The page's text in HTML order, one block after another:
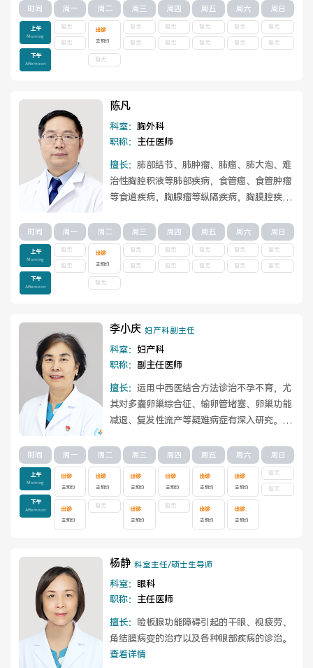
查看详情
时间
上午
Morning
下午
Afternoon
周一
暂无
暂无
周二
出诊
去预约
暂无
周三
暂无
暂无
周四
暂无
暂无
周五
暂无
暂无
周六
暂无
暂无
周日
暂无
暂无
陈凡
科室： 胸外科
职称： 主任医师
擅长： 肺部结节、肺肿瘤、肺癌、肺大泡、难
治性胸腔积液等肺部疾病，食管癌、食管肿瘤
等食道疾病，胸腺瘤等纵隔疾病，胸膜腔疾
包...
查看详情
时间
上午
Morning
下午
Afternoon
周一
暂无
暂无
周二
出诊
去预约
暂无
周三
暂无
暂无
周四
暂无
暂无
周五
暂无
暂无
周六
暂无
暂无
周日
暂无
暂无
李小庆 妇产科副主任
科室： 妇产科
职称： 副主任医师
擅长： 运用中西医结合方法诊治不孕不育，尤
其对多囊卵巢综合征、输卵管堵塞、卵巢功能
减退、复发性流产等疑难病症有深入研究。同
查看详情
时间
上午
Morning
下午
Afternoon
周一
出诊
去预约
出诊
去预约
周二
出诊
去预约
暂无
周三
出诊
去预约
出诊
去预约
周四
出诊
去预约
暂无
周五
出诊
去预约
出诊
去预约
周六
出诊
去预约
出诊
去预约
周日
暂无
暂无
杨静 科室主任/硕士生导师
科室： 眼科
职称： 主任医师
擅长： 睑板腺功能障碍引起的干眼、视疲劳、
角结膜病变的治疗以及各种眼部疾病的诊治。
查看详情